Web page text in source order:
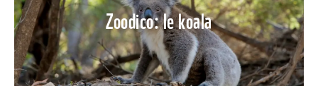
Zoodico: le koala